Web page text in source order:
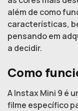
além de como
características,
pensando em
a decidir.
Como
A Instax Mini 9 é
filme específico